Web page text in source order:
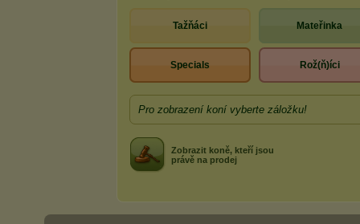
Tažňáci Mateřinka
Specials Rož(ň)íci
Pro zobrazení koní vyberte záložku!
Zobrazit koně, kteří jsou
právě na prodej